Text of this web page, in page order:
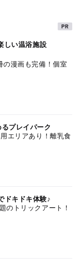
ミュージアム
遊び場
験
きる博物館
場あり
しい温浴施設
の漫画も完備！個室
プレイパーク
エリアあり！離乳食
ドキドキ体験♪
のトリックアート！